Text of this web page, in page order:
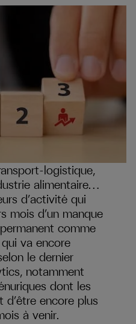
logistique,
alimentaire…
d’activité qui
mois d’un manque
comme
va encore
le dernier
notamment
dont les
encore plus
à venir.